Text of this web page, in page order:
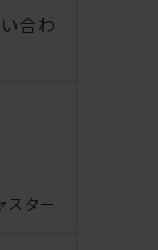
合わ
スター